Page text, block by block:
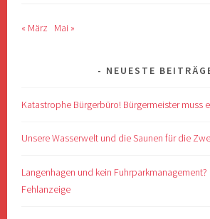
« März Mai »
NEUESTE
Katastrophe Bürgerbüro! Bürgermeister muss
Unsere Wasserwelt und die Saunen für die
Langenhagen und kein
Fehlanzeige